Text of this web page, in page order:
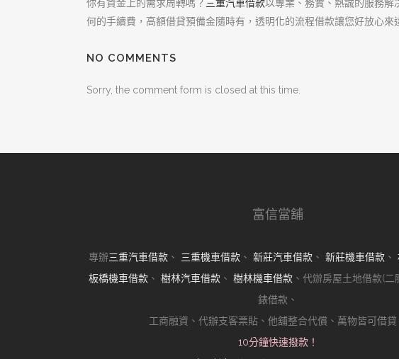
你有資金上的需求周轉嗎？ 三重汽車借款以專業、務實、熱誠的服務解
何的手續費，高額借貸預備金隨時有，透明化的流程借款讓您好放心來
NO COMMENTS
Sorry, the comment form is closed at this time.
富信當舖
專辦三重汽車借款 、 三重機車借款 、 新莊汽車借款 、 新莊機車借款 、
板橋機車借款 、 樹林汽車借款 、 樹林機車借款 、代辦房屋土地借款(
錶借款、
工商融資、代辦支客票貼、他舖整合代償、萬物皆可借貸
10分鐘快速撥款！